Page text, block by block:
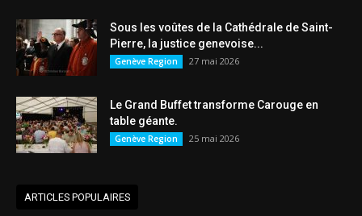
Sous les voûtes de la Cathédrale de Saint-
Pierre, la justice genevoise...
Genève Region 27 mai 2026
Le Grand Buffet transforme Carouge en
table géante.
Genève Region 25 mai 2026
ARTICLES POPULAIRES